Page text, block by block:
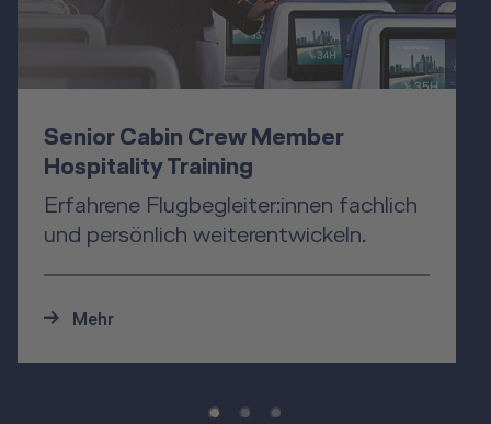
Senior Cabin Crew Member
Hospitality Training
Erfahrene Flugbegleiter:innen fachlich
und persönlich weiterentwickeln.
Mehr